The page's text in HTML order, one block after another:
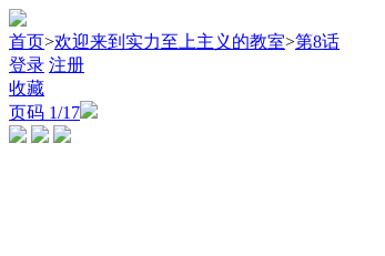
首页>欢迎来到实力至上主义的教室>第8话
登录 注册
收藏
页码 1/17